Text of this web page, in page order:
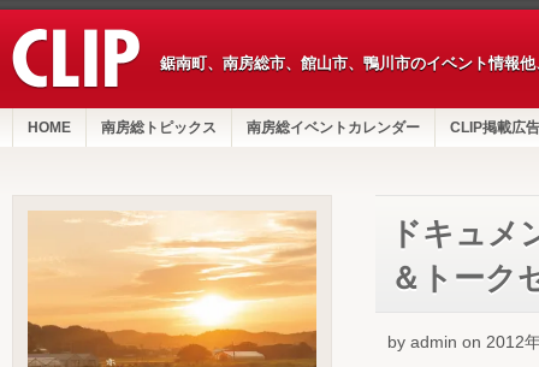
鋸南町、南房総市、館山市、鴨川市のイベント情報
HOME 南房総トピックス 南房総イベントカレンダー CLIP掲載広告
ドキュメ
＆トーク
by admin on 2012